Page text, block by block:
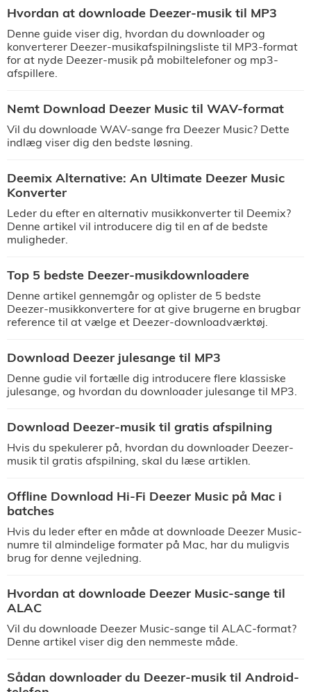
Hvordan at downloade Deezer-musik til MP3
Denne guide viser dig, hvordan du downloader og
konverterer Deezer-musikafspilningsliste til MP3-format
for at nyde Deezer-musik på mobiltelefoner og mp3-
afspillere.
Nemt Download Deezer Music til WAV-format
Vil du downloade WAV-sange fra Deezer Music? Dette
indlæg viser dig den bedste løsning.
Deemix Alternative: An Ultimate Deezer Music
Konverter
Leder du efter en alternativ musikkonverter til Deemix?
Denne artikel vil introducere dig til en af de bedste
muligheder.
Top 5 bedste Deezer-musikdownloadere
Denne artikel gennemgår og oplister de 5 bedste
Deezer-musikkonvertere for at give brugerne en brugbar
reference til at vælge et Deezer-downloadværktøj.
Download Deezer julesange til MP3
Denne gudie vil fortælle dig introducere flere klassiske
julesange, og hvordan du downloader julesange til MP3.
Download Deezer-musik til gratis afspilning
Hvis du spekulerer på, hvordan du downloader Deezer-
musik til gratis afspilning, skal du læse artiklen.
Offline Download Hi-Fi Deezer Music på Mac i
batches
Hvis du leder efter en måde at downloade Deezer Music-
numre til almindelige formater på Mac, har du muligvis
brug for denne vejledning.
Hvordan at downloade Deezer Music-sange til
ALAC
Vil du downloade Deezer Music-sange til ALAC-format?
Denne artikel viser dig den nemmeste måde.
Sådan downloader du Deezer-musik til Android-